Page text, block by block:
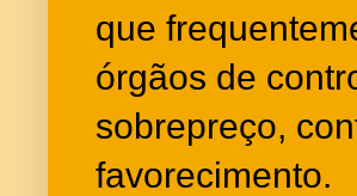
que
órgãos de
sobrepreço,
favorecimento.